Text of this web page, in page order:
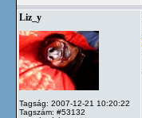
Liz_y
Tagság: 2007-12-21 10:20:22
Tagszám: #53132